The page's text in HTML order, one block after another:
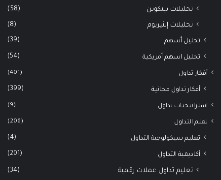
تحليلات بيتكوين (58)
تحليلات إيثيريوم (8)
تحليل أسهم (39)
تحليل اسهم أمريكية (54)
أفكار تداول (401)
أفكار تداول مجانية (399)
استراتيجيات تداول (9)
تعلم التداول (206)
تعليم سيكولوجية التداول (4)
أكاديمية التداول (201)
تعليم تداول عملات رقمية (34)